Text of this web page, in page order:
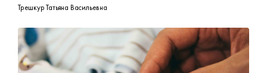
Трешкур Татьяна Васильевна